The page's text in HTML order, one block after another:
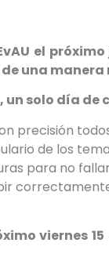
el
una
un solo día de
precisión
de los
para no
viernes